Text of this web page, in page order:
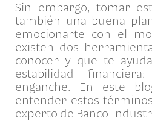
Sin embargo, tomar
también una buena
emocionarte con el
existen dos
conocer y que te
estabilidad
enganche. En este
entender estos
experto de Banco